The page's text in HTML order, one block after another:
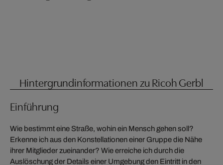
Hintergrundinformationen zu Ricoh Gerbl
Einführung
Wie bestimmt eine Straße, wohin ein Mensch gehen soll?
Erkenne ich aus den Konstellationen einer Gruppe die Nähe
ihrer Mitglieder zueinander? Wie erreiche ich durch die
Auslöschung der Details einer Umgebung den Eintritt in den